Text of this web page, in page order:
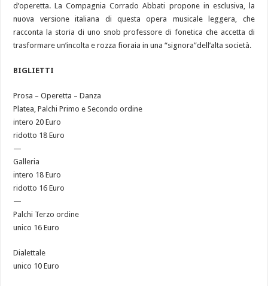
d’operetta. La Compagnia Corrado Abbati propone in esclusiva, la
nuova versione italiana di questa opera musicale leggera, che
racconta la storia di uno snob professore di fonetica che accetta di
trasformare un’incolta e rozza fioraia in una “signora”dell’alta società.
BIGLIETTI
Prosa – Operetta – Danza
Platea, Palchi Primo e Secondo ordine
intero 20 Euro
ridotto 18 Euro
—
Galleria
intero 18 Euro
ridotto 16 Euro
—
Palchi Terzo ordine
unico 16 Euro
Dialettale
unico 10 Euro